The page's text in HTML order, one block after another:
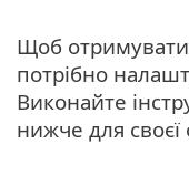
Щоб отримувати
потрібно
Виконайте
нижче для своєї